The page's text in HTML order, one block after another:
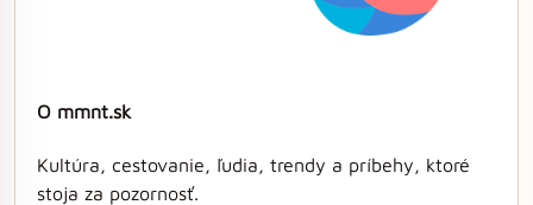
O mmnt.sk
Kultúra, cestovanie, ľudia, trendy a príbehy, ktoré
stoja za pozornosť.